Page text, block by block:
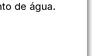
de água.